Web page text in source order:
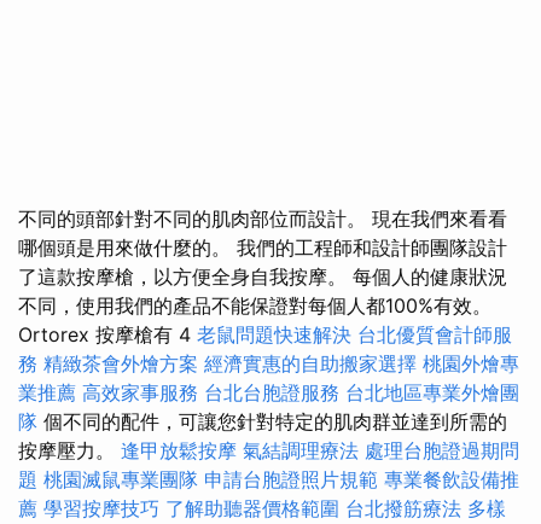
不同的頭部針對不同的肌肉部位而設計。 現在我們來看看
哪個頭是用來做什麼的。 我們的工程師和設計師團隊設計
了這款按摩槍，以方便全身自我按摩。 每個人的健康狀況
不同，使用我們的產品不能保證對每個人都100%有效。
Ortorex 按摩槍有 4 老鼠問題快速解決 台北優質會計師服
務 精緻茶會外燴方案 經濟實惠的自助搬家選擇 桃園外燴專
業推薦 高效家事服務 台北台胞證服務 台北地區專業外燴團
隊 個不同的配件，可讓您針對特定的肌肉群並達到所需的
按摩壓力。 逢甲放鬆按摩 氣結調理療法 處理台胞證過期問
題 桃園滅鼠專業團隊 申請台胞證照片規範 專業餐飲設備推
薦 學習按摩技巧 了解助聽器價格範圍 台北撥筋療法 多樣